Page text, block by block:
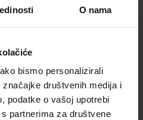
O nama
bismo personalizirali
društvenih medija i
podatke o vašoj upotrebi
partnerima za društvene
13,24 €
u osmom razredu OŠ s